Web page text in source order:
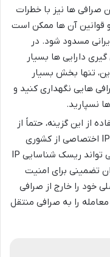
صرافی ها نیز با خطرات
آن ها ممکن است
مسدود شود. در
دارایی ها بسیار
تنها بخش بسیار
هایی نگهداری کنید و
نسپارید.
از این گزینه، حتماً از
یک VPN یا VPS ثابت و مطمئن با IP اختصاصی از کشوری
مورد تأیید استفاده کنید. این کار می تواند ریسک شناسایی IP
تضمینی برای امنیت
خود را خارج از صرافی
معامله را به صرافی منتقل